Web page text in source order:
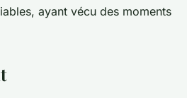
ayant vécu des moments